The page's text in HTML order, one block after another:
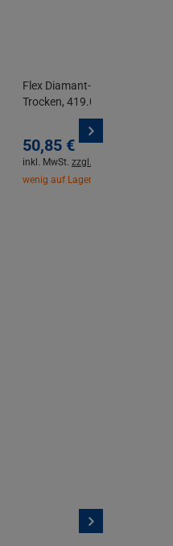
Flex Diamant-Schleifpad DP
Trocken, 419.036
50,85 €
inkl. MwSt. zzgl. Versandkosten
wenig auf Lager |